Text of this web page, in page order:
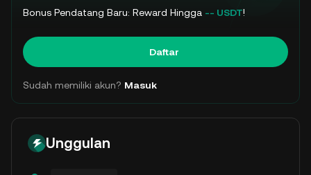
Bonus Pendatang Baru: Reward Hingga -- USDT!
Daftar
Sudah memiliki akun? Masuk
Unggulan